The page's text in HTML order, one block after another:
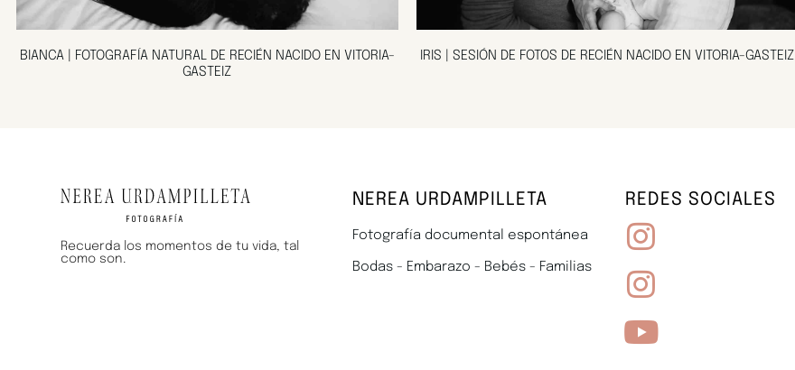
BIANCA | FOTOGRAFÍA NATURAL DE RECIÉN NACIDO EN VITORIA-
GASTEIZ
IRIS | SESIÓN DE FOTOS DE RECIÉN NACIDO EN VITORIA-GASTEIZ
Recuerda los momentos de tu vida, tal
como son.
NEREA URDAMPILLETA
Fotografía documental espontánea
Bodas - Embarazo - Bebés - Familias
REDES SOCIALES